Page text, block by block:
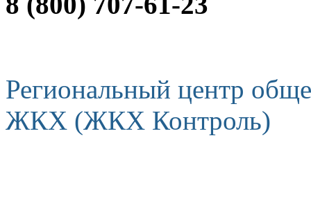
Региональный центр
ЖКХ (ЖКХ Контроль)